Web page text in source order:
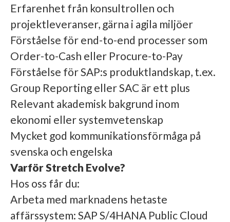
Erfarenhet från konsultrollen och
projektleveranser, gärna i agila miljöer
Förståelse för end-to-end processer som
Order-to-Cash eller Procure-to-Pay
Förståelse för SAP:s produktlandskap, t.ex.
Group Reporting eller SAC är ett plus
Relevant akademisk bakgrund inom
ekonomi eller systemvetenskap
Mycket god kommunikationsförmåga på
svenska och engelska
Varför Stretch Evolve?
Hos oss får du:
Arbeta med marknadens hetaste
affärssystem: SAP S/4HANA Public Cloud